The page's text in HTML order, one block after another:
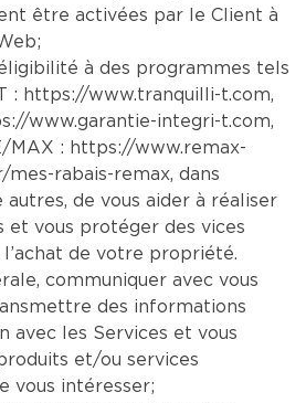
être activées par le Client à
à des programmes tels
: https://www.tranquilli-t.com,
www.garantie-integri-t.com,
MAX : https://www.remax-
mes-rabais-remax, dans
autres, de vous aider à réaliser
et vous protéger des vices
de votre propriété.
communiquer avec vous
des informations
avec les Services et vous
et/ou services
vous intéresser;